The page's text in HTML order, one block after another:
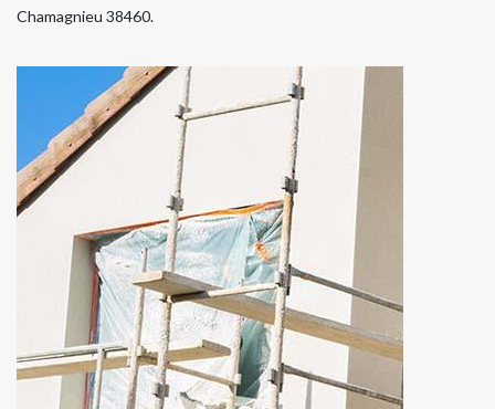
Chamagnieu 38460.